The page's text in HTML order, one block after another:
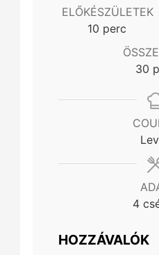
ELŐKÉSZÜLETEK
10minutes
perc
30
4
HOZZÁVALÓK